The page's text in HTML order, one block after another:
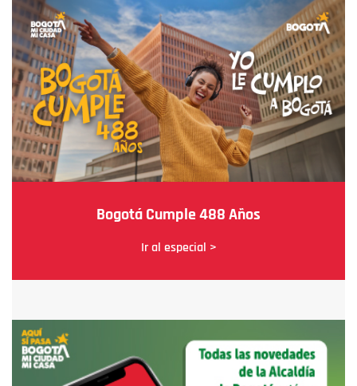
Bogotá Cumple 488 Años
Ir al especial >